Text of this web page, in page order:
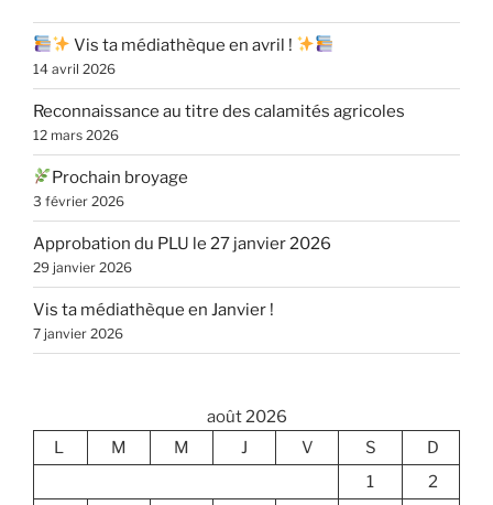
Vis ta médiathèque en avril !
14 avril 2026
Reconnaissance au titre des calamités agricoles
12 mars 2026
Prochain broyage
3 février 2026
Approbation du PLU le 27 janvier 2026
29 janvier 2026
Vis ta médiathèque en Janvier !
7 janvier 2026
août 2026
L
M M J V S
D
1
2